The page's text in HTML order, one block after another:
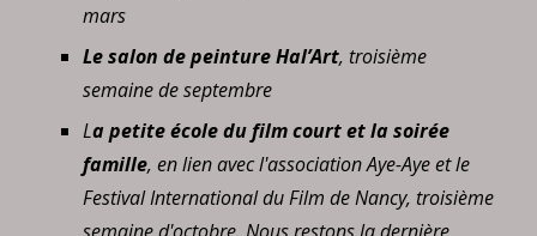
mars
Le salon de peinture Hal’Art, troisième
semaine de septembre
La petite école du film court et la soirée
famille, en lien avec l'association Aye-Aye et le
Festival International du Film de Nancy, troisième